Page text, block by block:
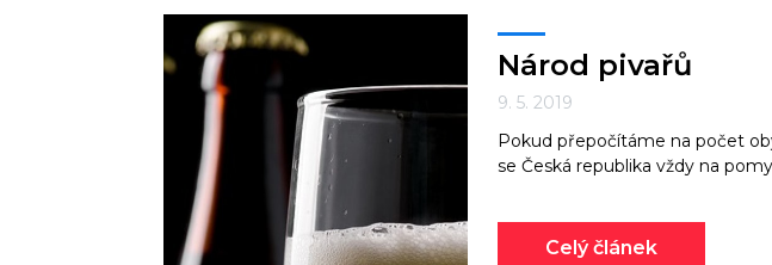
Národ pivařů
9. 5. 2019
Pokud přepočítáme na počet
se Česká republika vždy na
Celý článek